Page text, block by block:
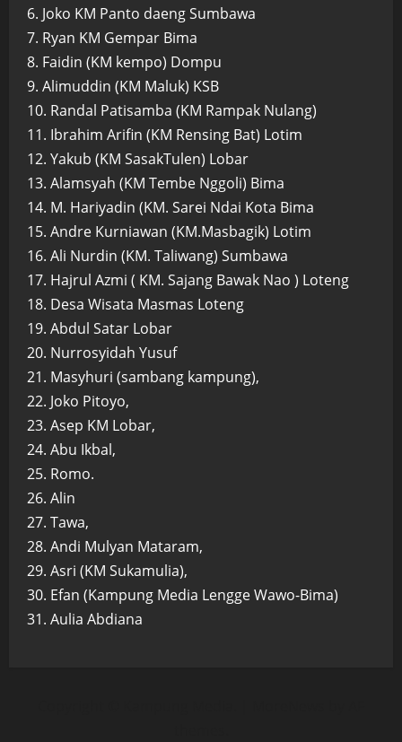
6. Joko KM Panto daeng Sumbawa
7. Ryan KM Gempar Bima
8. Faidin (KM kempo) Dompu
9. Alimuddin (KM Maluk) KSB
10. Randal Patisamba (KM Rampak Nulang)
11. Ibrahim Arifin (KM Rensing Bat) Lotim
12. Yakub (KM SasakTulen) Lobar
13. Alamsyah (KM Tembe Nggoli) Bima
14. M. Hariyadin (KM. Sarei Ndai Kota Bima
15. Andre Kurniawan (KM.Masbagik) Lotim
16. Ali Nurdin (KM. Taliwang) Sumbawa
17. Hajrul Azmi ( KM. Sajang Bawak Nao ) Loteng
18. Desa Wisata Masmas Loteng
19. Abdul Satar Lobar
20. Nurrosyidah Yusuf
21. Masyhuri (sambang kampung),
22. Joko Pitoyo,
23. Asep KM Lobar,
24. Abu Ikbal,
25. Romo.
26. Alin
27. Tawa,
28. Andi Mulyan Mataram,
29. Asri (KM Sukamulia),
30. Efan (Kampung Media Lengge Wawo-Bima)
31. Aulia Abdiana